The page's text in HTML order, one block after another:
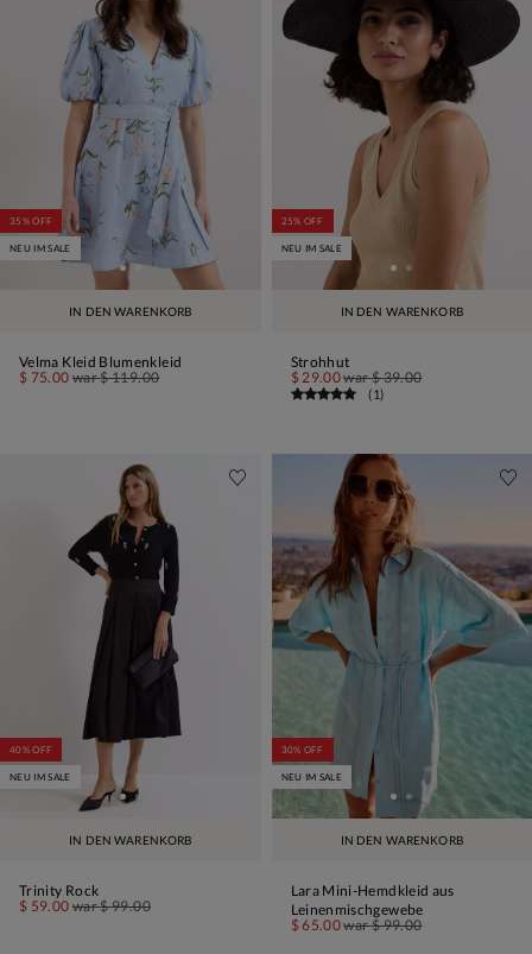
IN DEN WARENKORB
35% OFF
NEU IM SALE
Velma Kleid Blumenkleid
$ 75.00 war$ 119.00
IN DEN WARENKORB
25% OFF
NEU IM SALE
Strohhut
$ 29.00war$ 39.00
(1)
IN DEN WARENKORB
40% OFF
NEU IM SALE
Trinity Rock
$ 59.00 war$ 99.00
IN DEN WARENKORB
30% OFF
NEU IM SALE
Lara Mini-Hemdkleid aus
Leinenmischgewebe
$ 65.00war$ 99.00